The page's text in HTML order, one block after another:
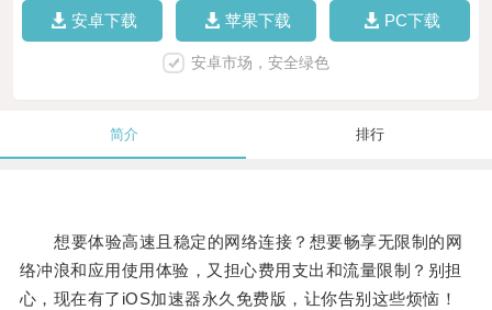
安卓下载 苹果下载 PC下载
安卓市场，安全绿色
简介 排行
想要体验高速且稳定的网络连接？想要畅享无限制的网
络冲浪和应用使用体验，又担心费用支出和流量限制？别担
心，现在有了iOS加速器永久免费版，让你告别这些烦恼！